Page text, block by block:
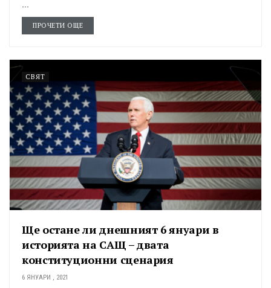
ПРОЧЕТИ ОЩЕ
СВЯТ
Ще остане ли днешният 6 януари в
историята на САЩ – двата
конституционни сценария
6 ЯНУАРИ , 2021